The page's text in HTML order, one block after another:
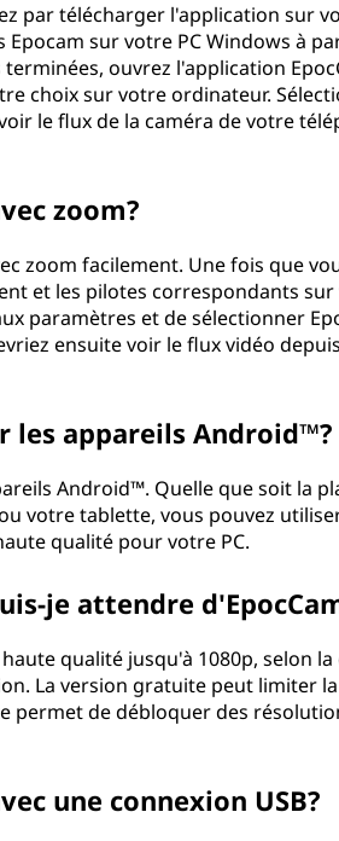
par télécharger l'application sur
sur votre PC Windows à
ouvrez l'application
choix sur votre ordinateur.
le flux de la caméra de votre
zoom?
zoom facilement. Une fois que
et les pilotes correspondants
paramètres et de sélectionner
ensuite voir le flux vidéo
les appareils Android™?
Android™. Quelle que soit la
votre tablette, vous pouvez
qualité pour votre PC.
je attendre
qualité jusqu'à 1080p, selon
La version gratuite peut limiter
permet de débloquer des
une connexion USB?